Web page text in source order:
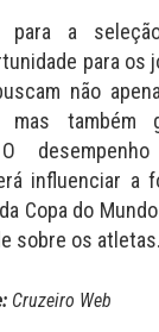
para a
para os
não
mas também
O
influenciar a
Copa do
sobre os atletas.
Cruzeiro Web